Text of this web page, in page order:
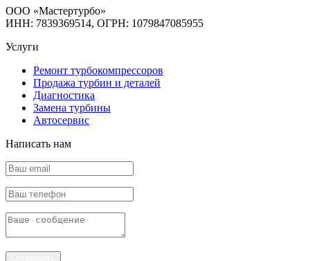
OOO «Мастертурбо»
ИНН: 7839369514, ОГРН: 1079847085955
Услуги
Ремонт турбокомпрессоров
Продажа турбин и деталей
Диагностика
Замена турбины
Автосервис
Написать нам